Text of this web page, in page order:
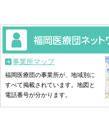
事業所マップ
福岡医療団の事業所が、地域別に
すべて掲載されています。地図と
電話番号が分かります。